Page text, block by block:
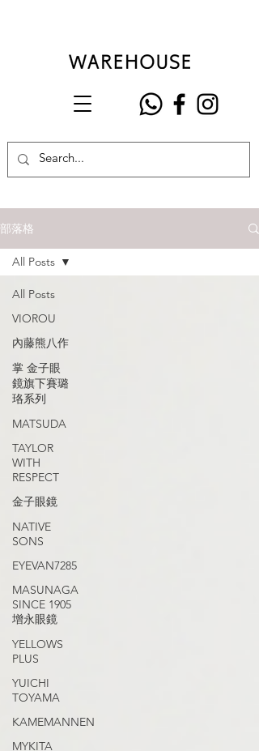
部落格
All Posts
VIOROU
內藤熊八作
掌 金子眼
鏡旗下賽璐
珞系列
MATSUDA
TAYLOR
WITH
RESPECT
金子眼鏡
NATIVE
SONS
EYEVAN7285
MASUNAGA
SINCE 1905
增永眼鏡
YELLOWS
PLUS
YUICHI
TOYAMA
KAMEMANNEN
MYKITA
All Posts